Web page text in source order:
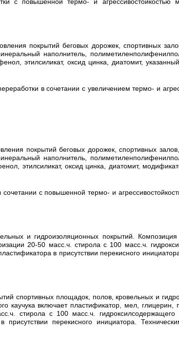
покрытий беговых дорожек, спортивных
наполнитель,
этилсиликат, оксид цинка, диатомит,
в сочетании с увеличением термо- и
покрытий беговых дорожек, спортивных
наполнитель,
этилсиликат, оксид цинка, диатомит,
с повышенной термо- и
и гидроизоляционных покрытий.
20-50 масс.ч. стирола с 100 масс.ч.
в присутствии перекисного
спортивных площадок, полов, кровельных и
каучука включает пластификатор, мел, глицерин,
стирола с 100 масс.ч. гидроксилсодержащего
перекисного инициатора.